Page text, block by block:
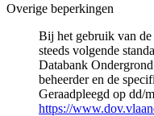
Overige beperkingen
Bij het gebruik van
steeds volgende
Databank
beheerder en de
Geraadpleegd op dd/
https://